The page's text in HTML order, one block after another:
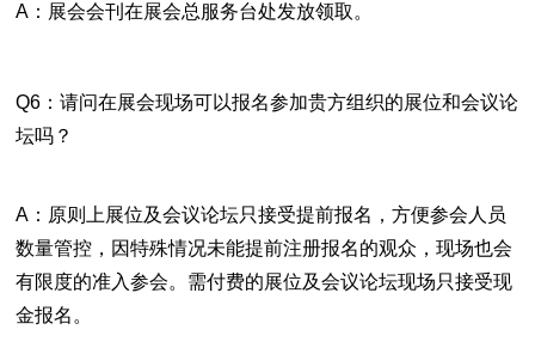
A：展会会刊在展会总服务台处发放领取。
Q6：请问在展会现场可以报名参加贵方组织的展位和会议论
坛吗？
A：原则上展位及会议论坛只接受提前报名，方便参会人员
数量管控，因特殊情况未能提前注册报名的观众，现场也会
有限度的准入参会。需付费的展位及会议论坛现场只接受现
金报名。